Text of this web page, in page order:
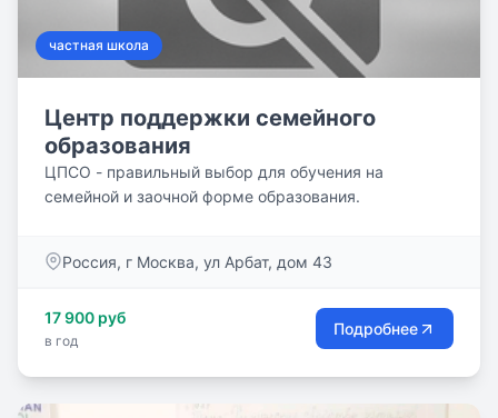
частная школа
Центр поддержки семейного
образования
ЦПСО - правильный выбор для обучения на
семейной и заочной форме образования.
Россия, г Москва, ул Арбат, дом 43
17 900 руб
в год
Подробнее